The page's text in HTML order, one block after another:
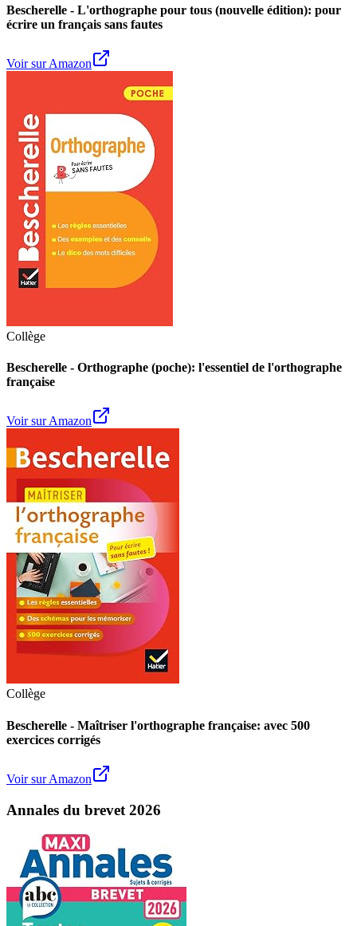
Bescherelle - L'orthographe pour tous (nouvelle édition): pour
écrire un français sans fautes
Voir sur Amazon
Collège
Bescherelle - Orthographe (poche): l'essentiel de l'orthographe
française
Voir sur Amazon
Collège
Bescherelle - Maîtriser l'orthographe française: avec 500
exercices corrigés
Voir sur Amazon
Annales du brevet 2026